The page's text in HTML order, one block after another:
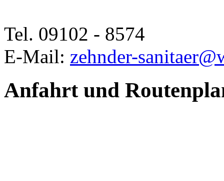
Tel. 09102 - 8574
E-Mail: zehnder-
Anfahrt und